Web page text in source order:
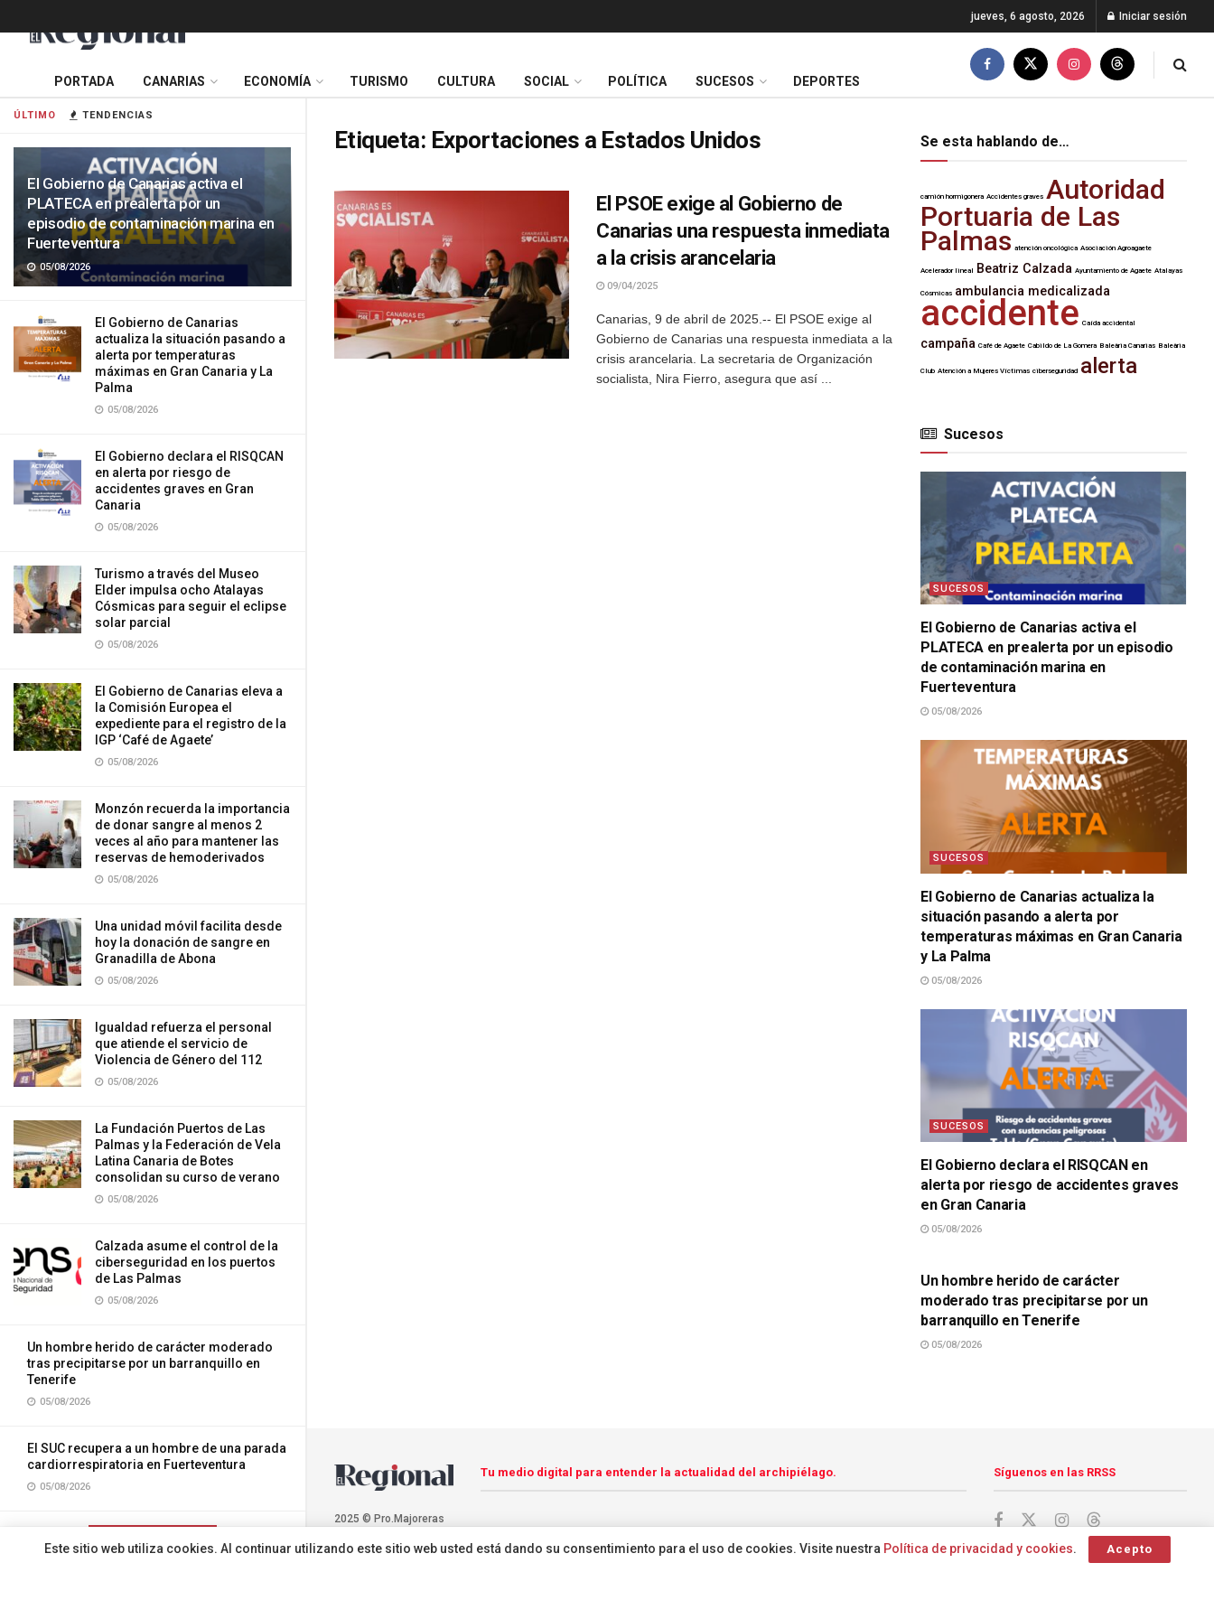
ÚLTIMO TENDENCIAS
El Gobierno de Canarias activa el
PLATECA en prealerta por un
episodio de contaminación marina en
Fuerteventura
05/08/2026
El Gobierno de Canarias
actualiza la situación pasando a
alerta por temperaturas
máximas en Gran Canaria y La
Palma
05/08/2026
El Gobierno declara el RISQCAN
en alerta por riesgo de
accidentes graves en Gran
Canaria
05/08/2026
Turismo a través del Museo
Elder impulsa ocho Atalayas
Cósmicas para seguir el eclipse
solar parcial
05/08/2026
El Gobierno de Canarias eleva a
la Comisión Europea el
expediente para el registro de la
IGP ‘Café de Agaete’
05/08/2026
Monzón recuerda la importancia
de donar sangre al menos 2
veces al año para mantener las
reservas de hemoderivados
05/08/2026
Una unidad móvil facilita desde
hoy la donación de sangre en
Granadilla de Abona
05/08/2026
Igualdad refuerza el personal
que atiende el servicio de
Violencia de Género del 112
05/08/2026
La Fundación Puertos de Las
Palmas y la Federación de Vela
Latina Canaria de Botes
consolidan su curso de verano
05/08/2026
Calzada asume el control de la
ciberseguridad en los puertos
de Las Palmas
05/08/2026
Un hombre herido de carácter moderado
tras precipitarse por un barranquillo en
Tenerife
05/08/2026
El SUC recupera a un hombre de una parada
cardiorrespiratoria en Fuerteventura
05/08/2026
CARGAR MÁS
jueves, 6 agosto, 2026 Iniciar sesión
PORTADA CANARIAS ECONOMÍA TURISMO CULTURA SOCIAL POLÍTICA SUCESOS DEPORTES
Etiqueta: Exportaciones a Estados Unidos
El PSOE exige al Gobierno de
Canarias una respuesta inmediata
a la crisis arancelaria
09/04/2025
Canarias, 9 de abril de 2025.-- El PSOE exige al
Gobierno de Canarias una respuesta inmediata a la
crisis arancelaria. La secretaria de Organización
socialista, Nira Fierro, asegura que así ...
Se esta hablando de…
camión hormigonera Accidentes graves Autoridad
Portuaria de Las
Palmas atención oncológica Asociación Agroagaete
Acelerador lineal Beatriz Calzada Ayuntamiento de Agaete Atalayas
Cósmicas ambulancia medicalizada
accidente Caída accidental
campaña Café de Agaete Cabildo de La Gomera Baleària Canarias Baleària
Club Atención a Mujeres Víctimas ciberseguridad alerta
Sucesos
SUCESOS
El Gobierno de Canarias activa el
PLATECA en prealerta por un episodio
de contaminación marina en
Fuerteventura
05/08/2026
SUCESOS
El Gobierno de Canarias actualiza la
situación pasando a alerta por
temperaturas máximas en Gran Canaria
y La Palma
05/08/2026
SUCESOS
El Gobierno declara el RISQCAN en
alerta por riesgo de accidentes graves
en Gran Canaria
05/08/2026
Un hombre herido de carácter
moderado tras precipitarse por un
barranquillo en Tenerife
05/08/2026
2025 © Pro.Majoreras
Tu medio digital para entender la actualidad del archipiélago. Síguenos en las RRSS
Este sitio web utiliza cookies. Al continuar utilizando este sitio web usted está dando su consentimiento para el uso de cookies. Visite nuestra Política de privacidad y cookies. Acepto